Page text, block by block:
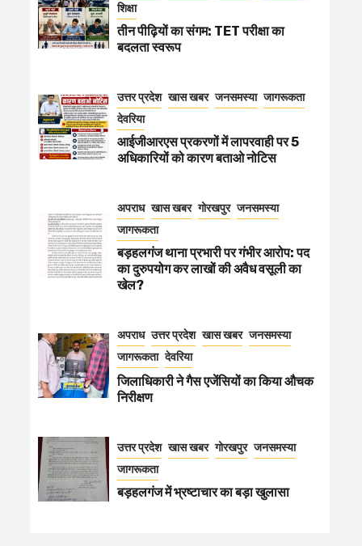
शिक्षा
तीन पीढ़ियों का संगम: TET परीक्षा का
बदलता स्वरूप
उत्तर प्रदेश खास खबर जनसमस्या जागरूकता
देवरिया
आईजीआरएस प्रकरणों में लापरवाही पर 5
अधिकारियों को कारण बताओ नोटिस
अपराध खास खबर गोरखपुर जनसमस्या
जागरूकता
बड़हलगंज थाना प्रभारी पर गंभीर आरोप: पद
का दुरुपयोग कर लाखों की अवैध वसूली का
खेल?
अपराध उत्तर प्रदेश खास खबर जनसमस्या
जागरूकता देवरिया
जिलाधिकारी ने गैस एजेंसियों का किया औचक
निरीक्षण
उत्तर प्रदेश खास खबर गोरखपुर जनसमस्या
जागरूकता
बड़हलगंज में भ्रष्टाचार का बड़ा खुलासा